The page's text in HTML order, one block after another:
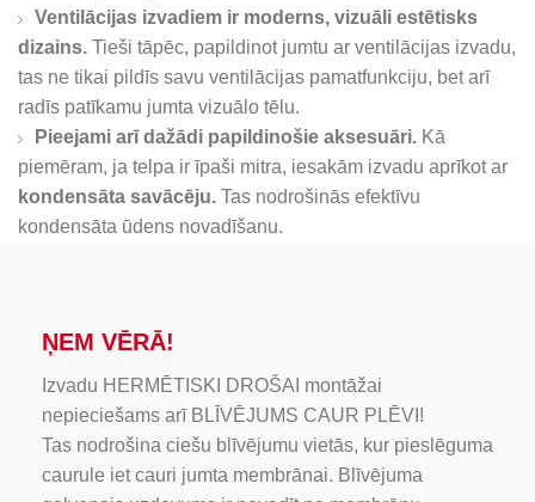
Ventilācijas izvadiem ir moderns, vizuāli estētisks
dizains. Tieši tāpēc, papildinot jumtu ar ventilācijas izvadu,
tas ne tikai pildīs savu ventilācijas pamatfunkciju, bet arī
radīs patīkamu jumta vizuālo tēlu.
Pieejami arī dažādi papildinošie aksesuāri. Kā
piemēram, ja telpa ir īpaši mitra, iesakām izvadu aprīkot ar
kondensāta savācēju. Tas nodrošinās efektīvu
kondensāta ūdens novadīšanu.
ŅEM VĒRĀ!
Izvadu HERMĒTISKI DROŠAI montāžai
nepieciešams arī BLĪVĒJUMS CAUR PLĒVI!
Tas nodrošina ciešu blīvējumu vietās, kur pieslēguma
caurule iet cauri jumta membrānai. Blīvējuma